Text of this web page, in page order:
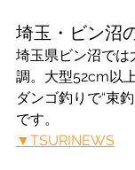
埼玉・ビン沼
埼玉県ビン沼では
調。大型52cm以
ダンゴ釣りで“束
です。
▼TSURINEWS